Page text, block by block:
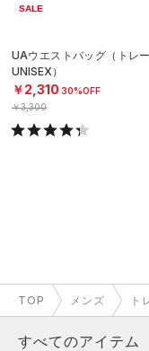
SALE
UAウエストバッグ（トレ
UNISEX）
￥2,310 30%OFF
￥3,300
TOP メンズ ト
すべてのアイテム